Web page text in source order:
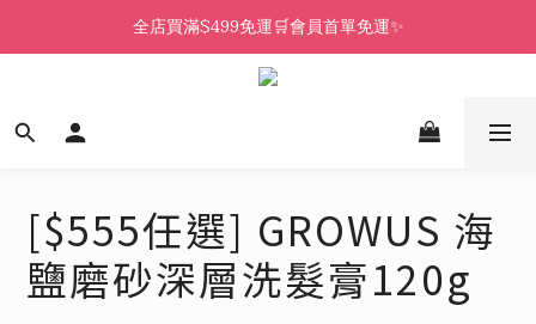
全店買滿$499免運🛒會員首單免運✨
[$555任選] GROWUS 海
鹽磨砂深層洗髮膏120g